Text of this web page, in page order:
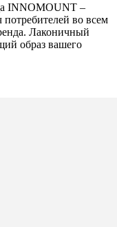
INNOMOUNT –
потребителей во всем
Лаконичный
образ вашего